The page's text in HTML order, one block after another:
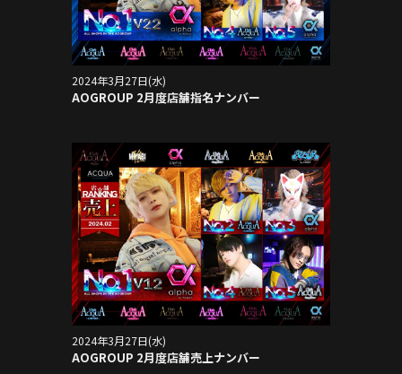
2024年3月27日(水)
AOGROUP 2月度店舗指名ナンバー
2024年3月27日(水)
AOGROUP 2月度店舗売上ナンバー